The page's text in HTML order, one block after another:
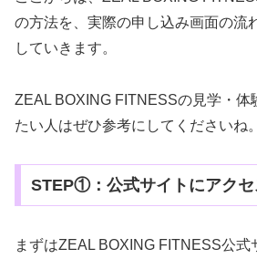
の方法を、実際の申し込み画面の流
していきます。
ZEAL BOXING FITNESSの見学・体
たい人はぜひ参考にしてくださいね。
STEP①：公式サイトにアクセ
まずはZEAL BOXING FITNESS公式